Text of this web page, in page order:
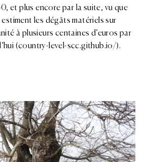
et plus encore par la suite, vu que
les dégâts matériels sur
à plusieurs centaines d’euros par
(country-level-scc.github.io/).